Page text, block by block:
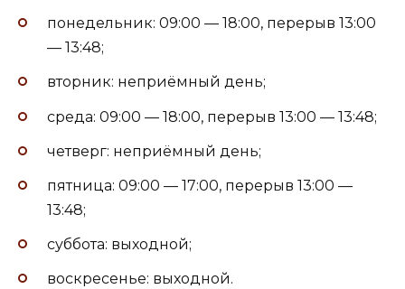
понедельник: 09:00 — 18:00, перерыв 13:00
— 13:48;
вторник: неприёмный день;
среда: 09:00 — 18:00, перерыв 13:00 — 13:48;
четверг: неприёмный день;
пятница: 09:00 — 17:00, перерыв 13:00 —
13:48;
суббота: выходной;
воскресенье: выходной.